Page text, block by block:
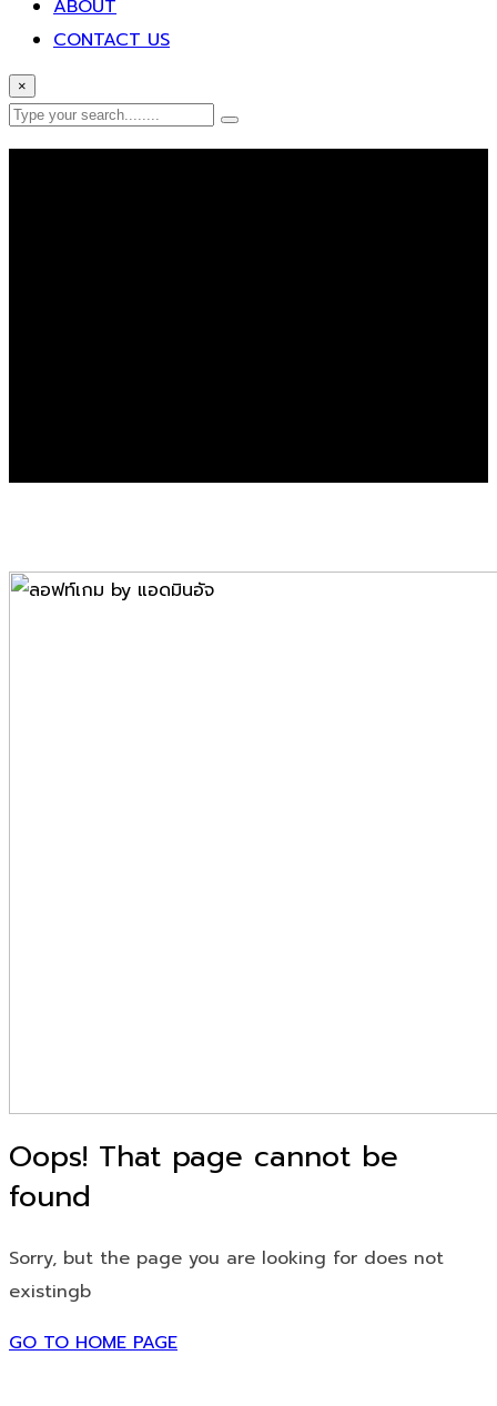
ABOUT
CONTACT US
×
Oops! That page cannot be
found
Sorry, but the page you are looking for does not
existingb
GO TO HOME PAGE